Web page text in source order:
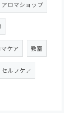
アロマショップ
ケア 教室
セルフケア